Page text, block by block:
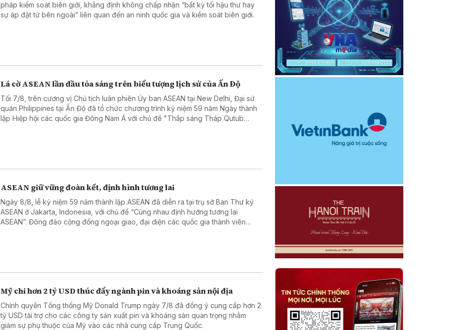
pháp kiểm soát biên giới, khẳng định không chấp nhận “bất kỳ tối hậu thư hay
sự áp đặt từ bên ngoài” liên quan đến an ninh quốc gia và kiểm soát biên giới.
Lá cờ ASEAN lần đầu tỏa sáng trên biểu tượng lịch sử của Ấn Độ
Tối 7/8, trên cương vị Chủ tịch luân phiên Ủy ban ASEAN tại New Delhi, Đại sứ
quán Philippines tại Ấn Độ đã tổ chức chương trình kỷ niệm 59 năm Ngày thành
lập Hiệp hội các quốc gia Đông Nam Á với chủ đề "Thắp sáng Tháp Qutub
ASEAN giữ vững đoàn kết, định hình tương lai
Ngày 8/8, lễ kỷ niệm 59 năm thành lập ASEAN đã diễn ra tại trụ sở Ban Thư ký
ASEAN ở Jakarta, Indonesia, với chủ đề “Cùng nhau định hướng tương lai
ASEAN”. Đông đảo cộng đồng ngoại giao, đại diện các quốc gia thành viên
Mỹ chi hơn 2 tỷ USD thúc đẩy ngành pin và khoáng sản nội địa
Chính quyền Tổng thống Mỹ Donald Trump ngày 7/8 đã đồng ý cung cấp hơn 2
tỷ USD tài trợ cho các công ty sản xuất pin và khoáng sản quan trọng nhằm
giảm sự phụ thuộc của Mỹ vào các nhà cung cấp Trung Quốc.